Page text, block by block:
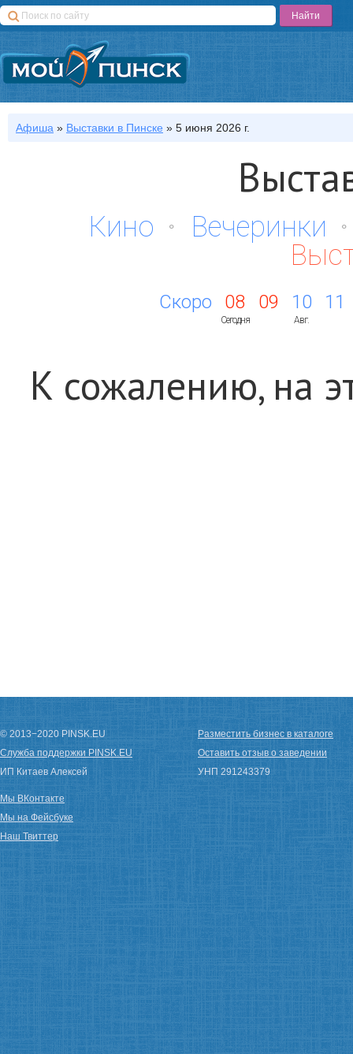
Афиша » Выставки в Пинске » 5 июня 2026 г.
Кино
Вечеринки
Скоро 08
Сегодня
09 10
Авг.
11
К сожалению, на
© 2013−2020 PINSK.EU
Служба поддержки PINSK.EU
ИП Китаев Алексей
Разместить бизнес в каталоге
Оставить отзыв о заведении
УНП 291243379
Мы ВКонтакте
Мы на Фейсбуке
Наш Твиттер